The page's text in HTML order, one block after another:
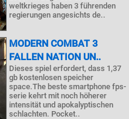
weltkrieges haben 3 führenden
regierungen angesichts de..
MODERN COMBAT 3
FALLEN NATION UN..
Dieses spiel erfordert, dass 1,37
gb kostenlosen speicher
space.The beste smartphone fps-
serie kehrt mit noch höherer
intensität und apokalyptischen
schlachten. Pocket..